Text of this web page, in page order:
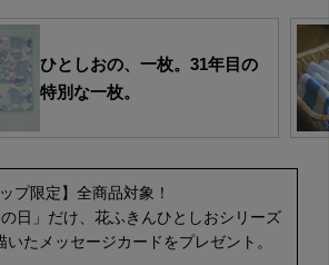
ひとしおの、一枚。31年目の
特別な一枚。
プ限定】全商品対象！
日」だけ、花ふきんひとしおシリーズ
たメッセージカードをプレゼント。